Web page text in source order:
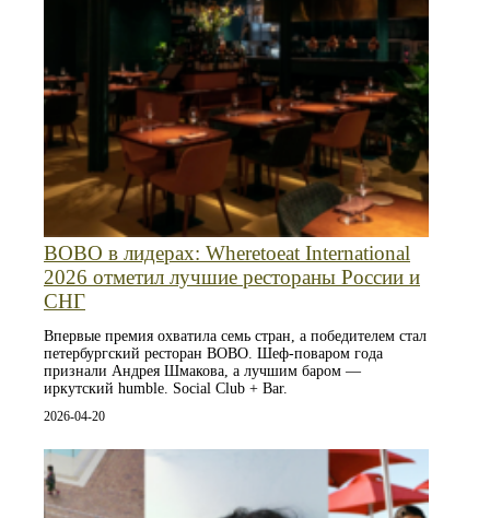
BOBO в лидерах: Wheretoeat International
2026 отметил лучшие рестораны России и
СНГ
Впервые премия охватила семь стран, а победителем стал
петербургский ресторан BOBO. Шеф-поваром года
признали Андрея Шмакова, а лучшим баром —
иркутский humble. Social Club + Bar.
2026-04-20